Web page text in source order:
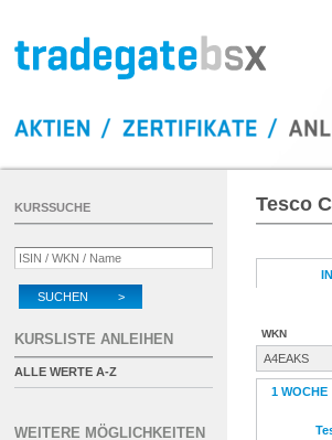
Tesco
WKN
A4EAKS
1 WOCHE
KURSSUCHE
SUCHEN >
KURSLISTE ANLEIHEN
ALLE WERTE A-Z
WEITERE MÖGLICHKEITEN